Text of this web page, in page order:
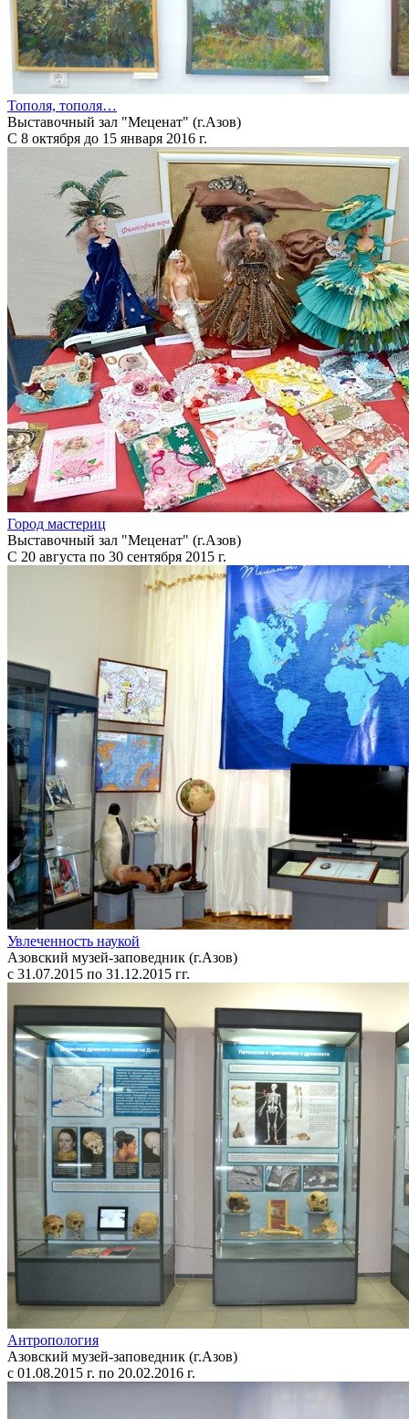
Тополя, тополя…
Выставочный зал "Меценат" (г.Азов)
С 8 октября до 15 января 2016 г.
Город мастериц
Выставочный зал "Меценат" (г.Азов)
С 20 августа по 30 сентября 2015 г.
Увлеченность наукой
Азовский музей-заповедник (г.Азов)
с 31.07.2015 по 31.12.2015 гг.
Антропология
Азовский музей-заповедник (г.Азов)
с 01.08.2015 г. по 20.02.2016 г.